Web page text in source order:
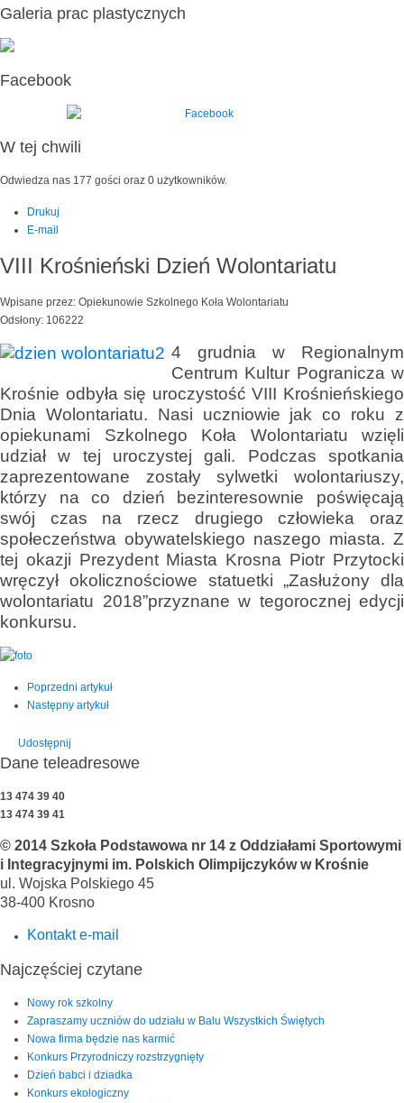
Galeria prac plastycznych
Facebook
W tej chwili
Odwiedza nas 177 gości oraz 0 użytkowników.
Drukuj
E-mail
VIII Krośnieński Dzień Wolontariatu
Wpisane przez: Opiekunowie Szkolnego Koła Wolontariatu
Odsłony: 106222
4 grudnia w Regionalnym
Centrum Kultur Pogranicza w
Krośnie odbyła się uroczystość VIII Krośnieńskiego
Dnia Wolontariatu. Nasi uczniowie jak co roku z
opiekunami Szkolnego Koła Wolontariatu wzięli
udział w tej uroczystej gali. Podczas spotkania
zaprezentowane zostały sylwetki wolontariuszy,
którzy na co dzień bezinteresownie poświęcają
swój czas na rzecz drugiego człowieka oraz
społeczeństwa obywatelskiego naszego miasta. Z
tej okazji Prezydent Miasta Krosna Piotr Przytocki
wręczył okolicznościowe statuetki „Zasłużony dla
wolontariatu 2018”przyznane w tegorocznej edycji
konkursu.
Poprzedni artykuł
Następny artykuł
Udostępnij
Dane teleadresowe
13 474 39 40
13 474 39 41
© 2014 Szkoła Podstawowa nr 14 z Oddziałami Sportowymi
i Integracyjnymi im. Polskich Olimpijczyków w Krośnie
ul. Wojska Polskiego 45
38-400 Krosno
Kontakt e-mail
Najczęściej czytane
Nowy rok szkolny
Zapraszamy uczniów do udziału w Balu Wszystkich Świętych
Nowa firma będzie nas karmić
Konkurs Przyrodniczy rozstrzygnięty
Dzień babci i dziadka
Konkurs ekologiczny